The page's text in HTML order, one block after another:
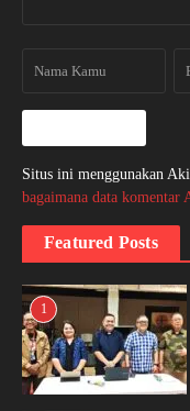
Situs ini menggunakan
bagaimana data komentar
Featured Posts
1